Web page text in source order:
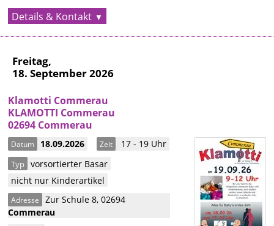
Details & Kontakt
Freitag,
18. September 2026
Klamotti Commerau
KLAMOTTI Commerau
02694 Commerau
Datum 18.09.2026 Zeit 17 - 19 Uhr
Typ vorsortierter Basar
nicht nur Kinderartikel
Adresse Zur Schule 8,02694
Commerau